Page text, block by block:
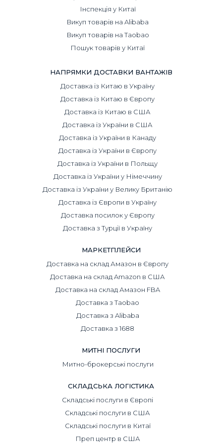
підбором найбільш підходящого транспорту
перевезення
митний брокер
Однак, важливим моментом є те, що митно-брокерські
даний вид послуг неможливо замовити окремо
користування складськими послугами в Європі.
Зберігання вантажу на складі протягом певного часу
значно економить зусилля та витрати. Компанія
DiFFreight, зі свого боку, готова забезпечити весь
спектр логістичних послуг під ключ із урахуванням
ваших побажань та враховуючи особливості вантажу.
Інспекція у Китаї
Викуп товарів на Alibaba
Викуп товарів на Taobao
Пошук товарів у Китаї
НАПРЯМКИ ДОСТАВКИ ВАНТАЖІВ
Доставка із Китаю в Україну
Доставка із Китаю в Європу
Доставка із Китаю в США
Доставка із України в США
Доставка із України в Канаду
Доставка із України в Європу
Доставка із України в Польщу
Доставка із України у Німеччину
Доставка із України у Велику Британію
Доставка із Європи в Україну
Доставка посилок у Європу
Доставка з Турції в Україну
МАРКЕТПЛЕЙСИ
Доставка на склад Амазон в Європу
Доставка на склад Amazon в США
Доставка на склад Амазон FBA
Доставка з Taobao
Доставка з Alibaba
Доставка з 1688
МИТНІ ПОСЛУГИ
Митно-брокерські послуги
СКЛАДСЬКА ЛОГІСТИКА
Складські послуги в Європі
Складські послуги в США
Складські послуги в Китаї
Преп центр в США